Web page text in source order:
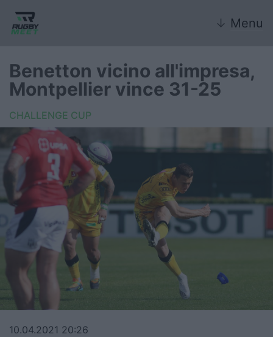
↓ Menu
Nazionale
Nazionali giovanili
Rugby Sevens
FIR
Internazionale
6 Nazioni
United Rugby Championship
Top14
Benetton vicino all'impresa,
Montpellier vince 31-25
CHALLENGE CUP
10.04.2021 20:26